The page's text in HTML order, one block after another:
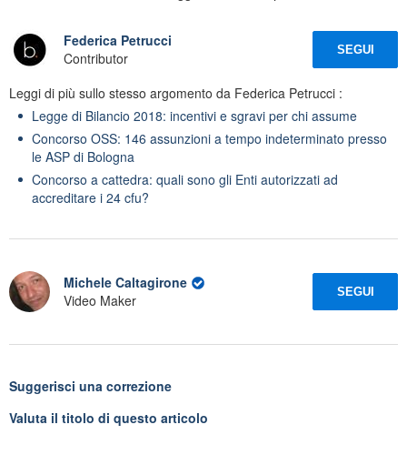
Federica Petrucci
Contributor
SEGUI
Leggi di più sullo stesso argomento da Federica Petrucci :
Legge di Bilancio 2018: incentivi e sgravi per chi assume
Concorso OSS: 146 assunzioni a tempo indeterminato presso
le ASP di Bologna
Concorso a cattedra: quali sono gli Enti autorizzati ad
accreditare i 24 cfu?
Michele Caltagirone
Video Maker
SEGUI
Suggerisci una correzione
Valuta il titolo di questo articolo